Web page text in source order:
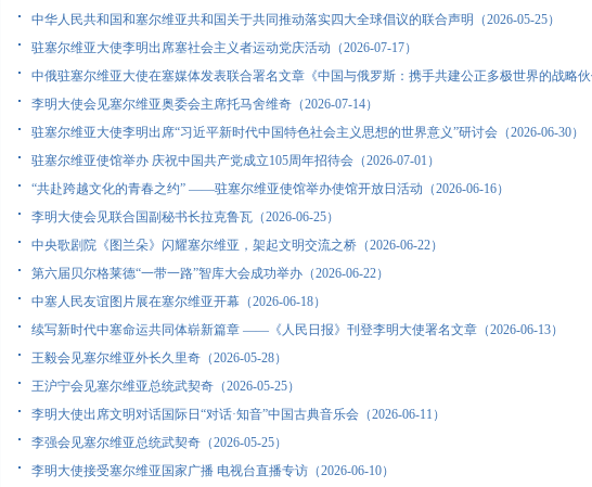
中华人民共和国和塞尔维亚共和国关于共同推动落实四大全球倡议的联合声明（2026-05-25）
驻塞尔维亚大使李明出席塞社会主义者运动党庆活动（2026-07-17）
中俄驻塞尔维亚大使在塞媒体发表联合署名文章《中国与俄罗斯：携手共建公正多极世界的战略伙
李明大使会见塞尔维亚奥委会主席托马舍维奇（2026-07-14）
驻塞尔维亚大使李明出席“习近平新时代中国特色社会主义思想的世界意义”研讨会（2026-06-30）
驻塞尔维亚使馆举办 庆祝中国共产党成立105周年招待会（2026-07-01）
“共赴跨越文化的青春之约” ——驻塞尔维亚使馆举办使馆开放日活动（2026-06-16）
李明大使会见联合国副秘书长拉克鲁瓦（2026-06-25）
中央歌剧院《图兰朵》闪耀塞尔维亚，架起文明交流之桥（2026-06-22）
第六届贝尔格莱德“一带一路”智库大会成功举办（2026-06-22）
中塞人民友谊图片展在塞尔维亚开幕（2026-06-18）
续写新时代中塞命运共同体崭新篇章 ——《人民日报》刊登李明大使署名文章（2026-06-13）
王毅会见塞尔维亚外长久里奇（2026-05-28）
王沪宁会见塞尔维亚总统武契奇（2026-05-25）
李明大使出席文明对话国际日“对话·知音”中国古典音乐会（2026-06-11）
李强会见塞尔维亚总统武契奇（2026-05-25）
李明大使接受塞尔维亚国家广播 电视台直播专访（2026-06-10）